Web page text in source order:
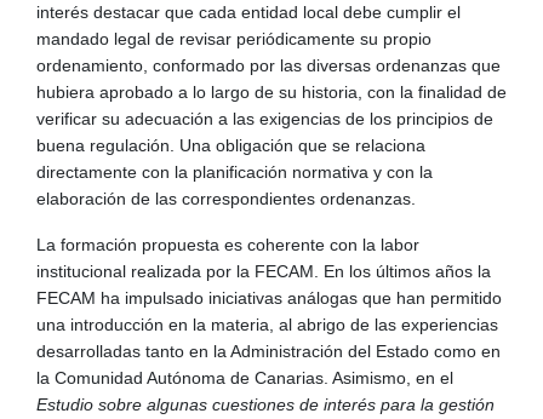
interés destacar que cada entidad local debe cumplir el
mandado legal de revisar periódicamente su propio
ordenamiento, conformado por las diversas ordenanzas que
hubiera aprobado a lo largo de su historia, con la finalidad de
verificar su adecuación a las exigencias de los principios de
buena regulación. Una obligación que se relaciona
directamente con la planificación normativa y con la
elaboración de las correspondientes ordenanzas.
La formación propuesta es coherente con la labor
institucional realizada por la FECAM. En los últimos años la
FECAM ha impulsado iniciativas análogas que han permitido
una introducción en la materia, al abrigo de las experiencias
desarrolladas tanto en la Administración del Estado como en
la Comunidad Autónoma de Canarias. Asimismo, en el
Estudio sobre algunas cuestiones de interés para la gestión